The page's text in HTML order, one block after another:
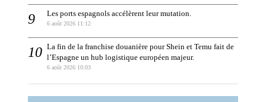
Les ports espagnols accélèrent leur mutation.
6 août 2026 11:12
La fin de la franchise douanière pour Shein et Temu fait de
l’Espagne un hub logistique européen majeur.
6 août 2026 10:03